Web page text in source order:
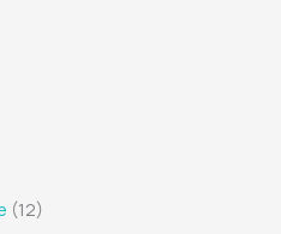
(12)